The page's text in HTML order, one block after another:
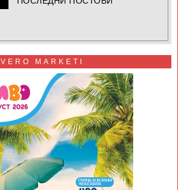
VERO MARKETI